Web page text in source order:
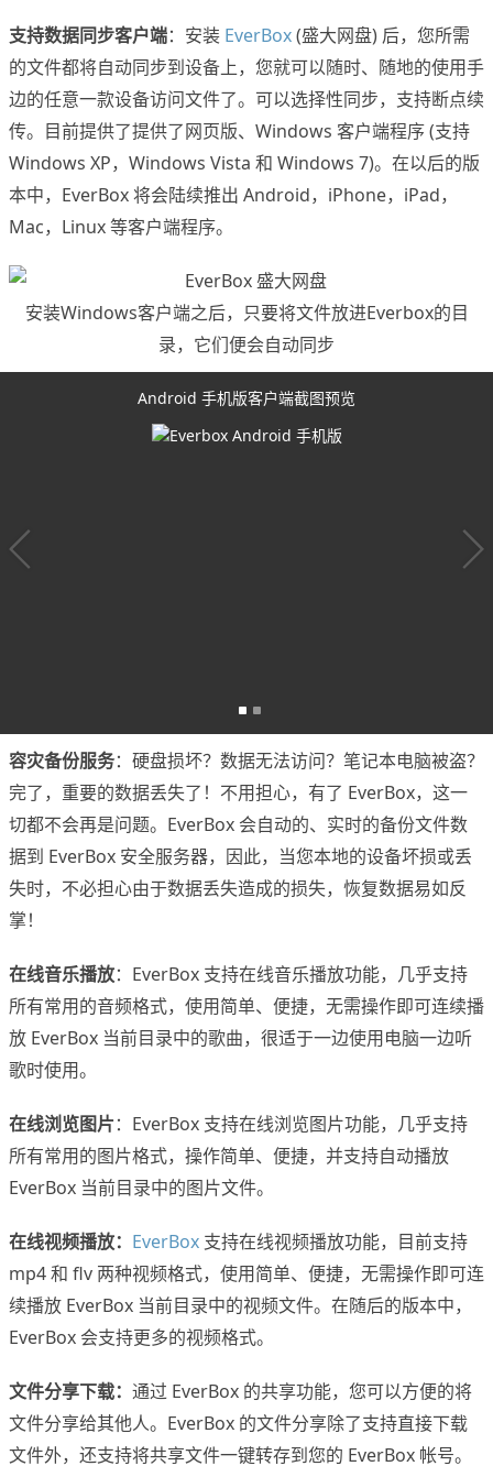
支持数据同步客户端：安装 EverBox(盛大网盘) 后，您所需
的文件都将自动同步到设备上，您就可以随时、随地的使用手
边的任意一款设备访问文件了。可以选择性同步，支持断点续
传。目前提供了提供了网页版、Windows 客户端程序 (支持
Windows XP，Windows Vista 和 Windows 7)。在以后的版
本中，EverBox 将会陆续推出 Android，iPhone，iPad，
Mac，Linux 等客户端程序。
安装Windows客户端之后，只要将文件放进Everbox的目
录，它们便会自动同步
Android 手机版客户端截图预览
Everbox Android 手机版
容灾备份服务：硬盘损坏？数据无法访问？笔记本电脑被盗？
完了，重要的数据丢失了！不用担心，有了 EverBox，这一
切都不会再是问题。EverBox 会自动的、实时的备份文件数
据到 EverBox 安全服务器，因此，当您本地的设备坏损或丢
失时，不必担心由于数据丢失造成的损失，恢复数据易如反
掌！
在线音乐播放：EverBox 支持在线音乐播放功能，几乎支持
所有常用的音频格式，使用简单、便捷，无需操作即可连续播
放 EverBox 当前目录中的歌曲，很适于一边使用电脑一边听
歌时使用。
在线浏览图片：EverBox 支持在线浏览图片功能，几乎支持
所有常用的图片格式，操作简单、便捷，并支持自动播放
EverBox 当前目录中的图片文件。
在线视频播放： EverBox 支持在线视频播放功能，目前支持
mp4 和 flv 两种视频格式，使用简单、便捷，无需操作即可连
续播放 EverBox 当前目录中的视频文件。在随后的版本中，
EverBox 会支持更多的视频格式。
文件分享下载： 通过 EverBox 的共享功能，您可以方便的将
文件分享给其他人。EverBox 的文件分享除了支持直接下载
文件外，还支持将共享文件一键转存到您的 EverBox 帐号。